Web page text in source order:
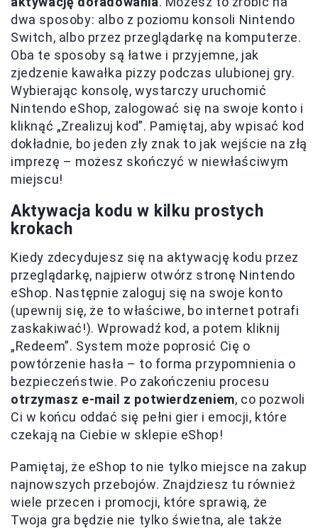
dwa sposoby: albo z poziomu konsoli Nintendo
Switch, albo przez przeglądarkę na komputerze.
Oba te sposoby są łatwe i przyjemne, jak
zjedzenie kawałka pizzy podczas ulubionej gry.
Wybierając konsolę, wystarczy uruchomić
Nintendo eShop, zalogować się na swoje konto i
kliknąć „Zrealizuj kod”. Pamiętaj, aby wpisać kod
dokładnie, bo jeden zły znak to jak wejście na złą
imprezę – możesz skończyć w niewłaściwym
miejscu!
Aktywacja kodu w kilku prostych
krokach
Kiedy zdecydujesz się na aktywację kodu przez
przeglądarkę, najpierw otwórz stronę Nintendo
eShop. Następnie zaloguj się na swoje konto
(upewnij się, że to właściwe, bo internet potrafi
zaskakiwać!). Wprowadź kod, a potem kliknij
„Redeem”. System może poprosić Cię o
powtórzenie hasła – to forma przypomnienia o
bezpieczeństwie. Po zakończeniu procesu
otrzymasz e-mail z potwierdzeniem, co pozwoli
Ci w końcu oddać się pełni gier i emocji, które
czekają na Ciebie w sklepie eShop!
Pamiętaj, że eShop to nie tylko miejsce na zakup
najnowszych przebojów. Znajdziesz tu również
wiele przecen i promocji, które sprawią, że
Twoja gra będzie nie tylko świetna, ale także